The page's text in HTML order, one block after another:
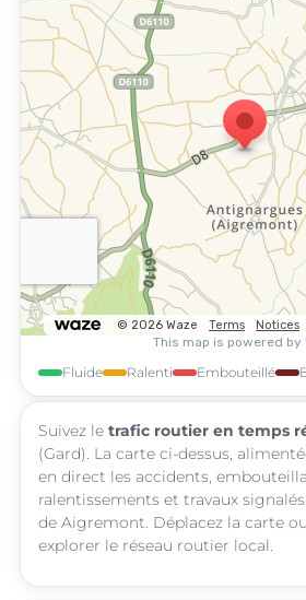
Fluide Ralenti Embouteillé
Suivez le trafic routier en temps
(Gard). La carte ci-dessus,
en direct les accidents,
ralentissements et travaux
de Aigremont. Déplacez la carte
explorer le réseau routier local.